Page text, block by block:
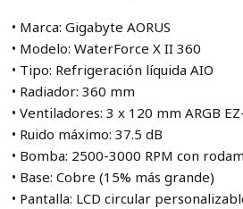
• Marca: Gigabyte AORUS
• Modelo: WaterForce X II 360
• Tipo: Refrigeración líquida AIO
• Radiador: 360 mm
• Ventiladores: 3 x 120 mm ARGB
• Ruido máximo: 37.5 dB
• Bomba: 2500-3000 RPM con
• Base: Cobre (15% más grande)
• Pantalla: LCD circular